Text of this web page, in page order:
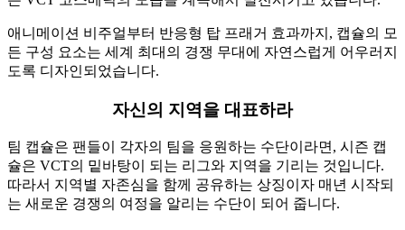
애니메이션 비주얼부터 반응형 탑 프래거 효과까지, 캡슐의 모
든 구성 요소는 세계 최대의 경쟁 무대에 자연스럽게 어우러지
도록 디자인되었습니다.
자신의 지역을 대표하라
팀 캡슐은 팬들이 각자의 팀을 응원하는 수단이라면, 시즌 캡
슐은 VCT의 밑바탕이 되는 리그와 지역을 기리는 것입니다.
따라서 지역별 자존심을 함께 공유하는 상징이자 매년 시작되
는 새로운 경쟁의 여정을 알리는 수단이 되어 줍니다.